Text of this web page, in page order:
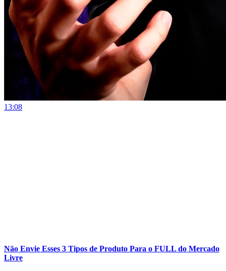
13:08
Não Envie Esses 3 Tipos de Produto Para o FULL do Mercado
Livre